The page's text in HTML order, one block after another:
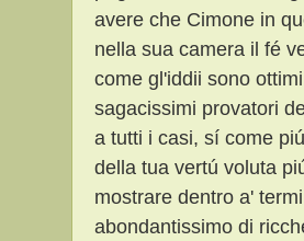
avere che Cimone in
nella sua camera il fé
come gl'iddii sono
sagacissimi provatori
a tutti i casi, sí come
della tua vertú voluta
mostrare dentro a'
abondantissimo di